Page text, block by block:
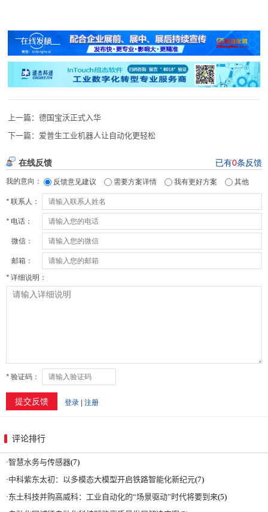
上一篇：德国宝沃正式入华
下一篇： 爱普生工业机器人让自动化更轻松
评论排行
·智慧水务与传感器(7)
·中科紫东太初：以多模态大模型开启铁路智能化新纪元(7)
·东土科技并购高威科：工业自动化的“场景驱动”时代将要到来(5)